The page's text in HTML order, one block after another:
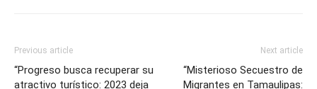
Previous article
“Progreso busca recuperar su
atractivo turístico: 2023 deja
Next article
“Misterioso Secuestro de
Migrantes en Tamaulipas: